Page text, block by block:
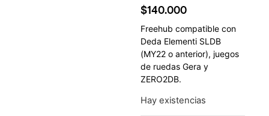
$140.000
Freehub compatible con
Deda Elementi SLDB
(MY22 o anterior), juegos
de ruedas Gera y
ZERO2DB.
Hay existencias